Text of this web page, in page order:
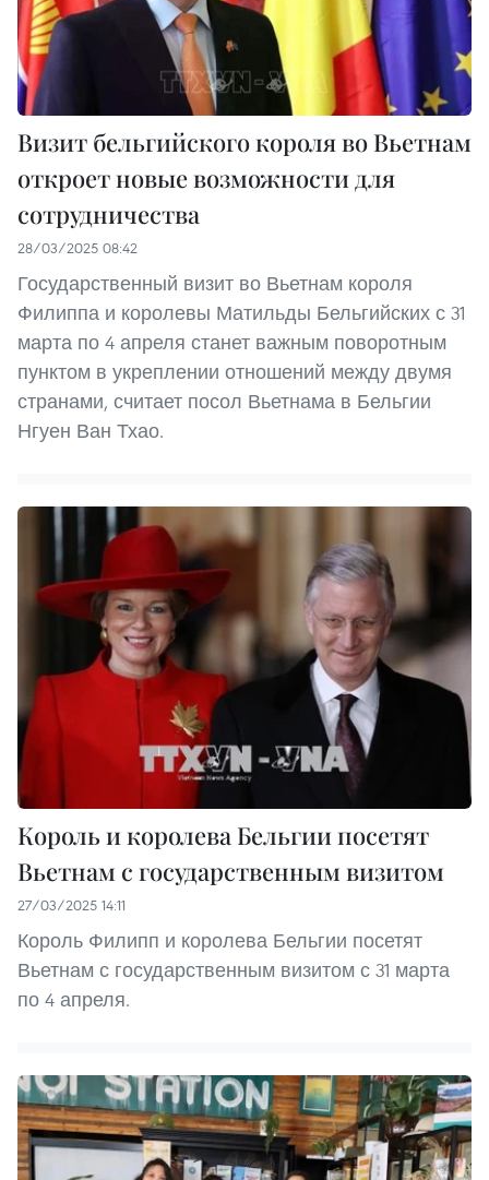
Визит бельгийского короля во Вьетнам
откроет новые возможности для
сотрудничества
28/03/2025 08:42
Государственный визит во Вьетнам короля
Филиппа и королевы Матильды Бельгийских с 31
марта по 4 апреля станет важным поворотным
пунктом в укреплении отношений между двумя
странами, считает посол Вьетнама в Бельгии
Нгуен Ван Тхао.
Король и королева Бельгии посетят
Вьетнам с государственным визитом
27/03/2025 14:11
Король Филипп и королева Бельгии посетят
Вьетнам с государственным визитом с 31 марта
по 4 апреля.